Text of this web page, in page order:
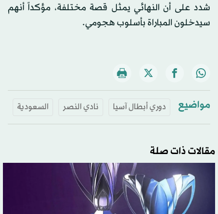
شدد على أن النهائي يمثل قصة مختلفة، مؤكداً أنهم
سيدخلون المباراة بأسلوب هجومي.
مواضيع دوري أبطال آسيا نادي النصر السعودية
مقالات ذات صلة